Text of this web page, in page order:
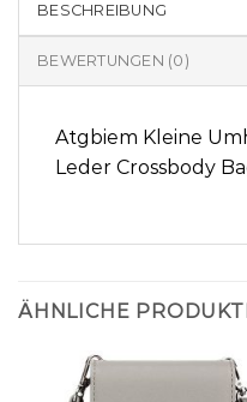
BESCHREIBUNG
BEWERTUNGEN (0)
Atgbiem Kleine
Leder Crossbody
ÄHNLICHE